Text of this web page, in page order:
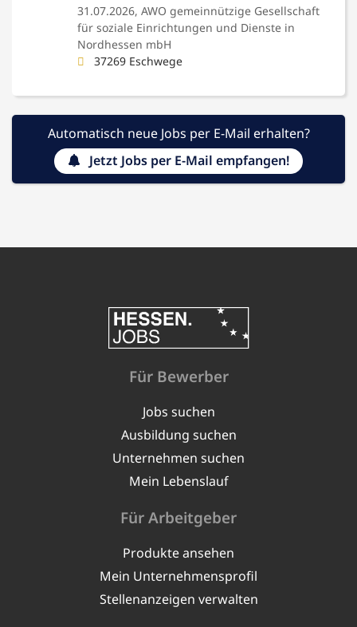
31.07.2026, AWO gemeinnützige Gesellschaft
für soziale Einrichtungen und Dienste in
Nordhessen mbH
37269 Eschwege
Automatisch neue Jobs per E-Mail erhalten?
Jetzt Jobs per E-Mail empfangen!
Für Bewerber
Jobs suchen
Ausbildung suchen
Unternehmen suchen
Mein Lebenslauf
Für Arbeitgeber
Produkte ansehen
Mein Unternehmensprofil
Stellenanzeigen verwalten